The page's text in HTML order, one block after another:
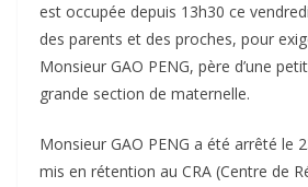
est occupée depuis 13h30 ce
des parents et des proches, pour
Monsieur GAO PENG, père d’une
grande section de maternelle.
Monsieur GAO PENG a été arrêté le
mis en rétention au CRA (Centre de